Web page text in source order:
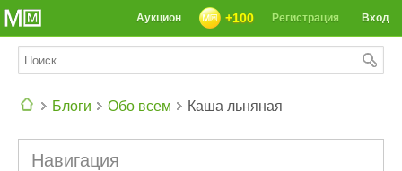
СЕГОДНЯ: 39142 РЕЦЕПТА
Вход
Регистрация
+100
Аукцион
Блоги Обо всем Каша льняная
Навигация